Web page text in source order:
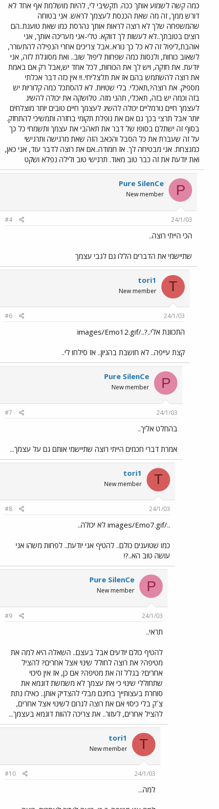
כמה קשה לשמוע אותך ככה. תקשיבי לי, להיות מושלמת אף אחד לא
דורש ממך, זה מה שאת הכנסת לעצמך לראש. אני בטוחה
שהמשפחה שלך לא רוצה לראות אותך נהרסת כמו שאת טוענת..הם
רוצים בטובתך..לא לעשות לך דווקא. טלי-אני מעריכה אותך, אני
אוהבת,ליפול זה לא כל כך נורא..אבל צריכים אחרי הנפילה להתעורר,
לשאוב כוחות, ולנסות כמה שפחות ליפול שוב.. ואת מסוגלת לזה, אני
יודעת. את חזקה, ויש לך את הכוחות, לכל אחד יש,אבל רק אם באמת
את רוצה להשתמש בהם אז את תלצליחי..!! אין כזה דבר אכלתי
מספיק. את רוצה?,תאכלי. בלי שטויות. לא להסתכל כמה קלוריות יש
בזה וכמה יש בזה, תאכלי, תהני מזה. טלושקה את יכולה להשיג
לעצמך חיים נורמליים יכולה להשיג לעצמך חיים טובים יותר מוצלחים
יותר אבל תרצי בכך גם אם את נופלת תקומי בחזרה ותמשיכי להתחזק.
בסוף זה ישתלם בסופו של דבר את תאהבי את עצמך ותשמחי כל כך
על זה שעברת את כל הסבל והכאב הזה שאת מרגישה ותרגישי
כמנצחת. אני מבטיחה לך. אז חמודה..אם את רוצה לדבר עוד, אני כאן,
ואת יודעת את זה כבר טוב מאוד. תרגישי טוב ולילה נפלא ושקט
P
Pure SilenCe
New member
24/1/03
#4
הכי הייתי רוצה..
שתיישמי את הדברים הללו גם לגבי עצמך
T
tori1
New member
24/1/03
#6
התכוונת אלי..?../images/Emo12.gif
קצת עייפה.. לא חושבת בהגיון.. אז סילחו לי..
P
Pure SilenCe
New member
24/1/03
#7
בהחלט אליך..
אמרת דברי חכמים הייתי רוצה שתיישמי אותם גם על עצמך...
T
tori1
New member
24/1/03
#8
../images/Emo7.gif לא יכולה..
כמו שטוענים כולם.. להטיף אני יודעת.. לפחות משהו אני
עושה טוב הא..?!
P
Pure SilenCe
New member
24/1/03
#9
תראי..
להטיף כולם יודעים אבל בעצם.. השאלה היא למה את
מטיפה? את רוצה לחולל שינוי אצל אחרים? להציל
אחרים? בגלל זה את מטיפה? אם כן, אז אין סיכוי
שתחוללי שינוי כי את עצמך לא משמשת דוגמא את
סוחרת בעצותייך בחינם מבלי להצדיק אותן.. כאילו נתת
צ´ק בלי כיסוי אם את רוצה לגרום לשינוי אצל אחרים,
להציל אחרים, לעזור.. את צריכה להוות דוגמא בעצמך...
T
tori1
New member
24/1/03
#10
למה...